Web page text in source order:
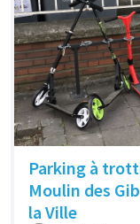
Parking à
Moulin des
la Ville